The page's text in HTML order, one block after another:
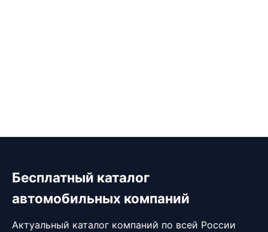
Бесплатный каталог
автомобильных компаний
Актуальный каталог компаний по всей России